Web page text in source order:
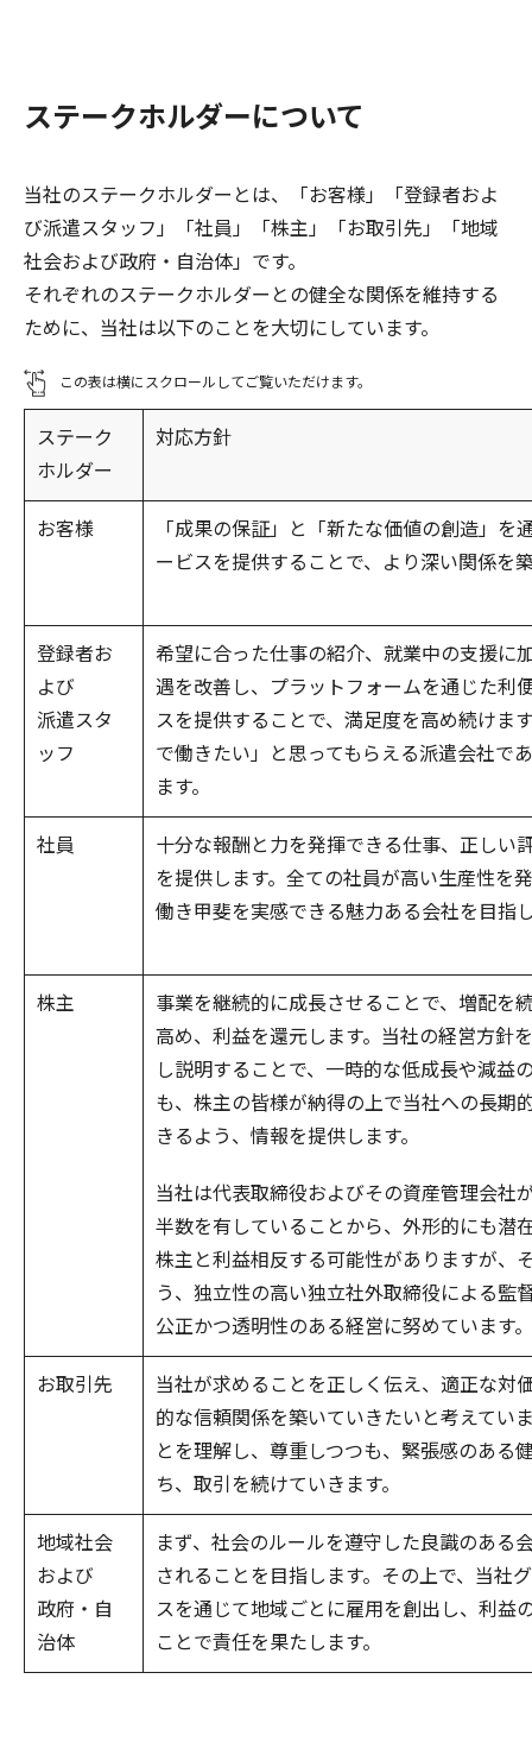
ステークホルダーについて
当社のステークホルダーとは、「お客様」「登録者およ
び派遣スタッフ」「社員」「株主」「お取引先」「地域
社会および政府・自治体」です。
それぞれのステークホルダーとの健全な関係を維持する
ために、当社は以下のことを大切にしています。
この表は横にスクロールしてご覧いただけます。
ステーク
ホルダー
対応方針
お客様
「成果の保証」と「新たな価値の創造」を
ービスを提供することで、より深い関係を
登録者お
よび
派遣スタ
ッフ
希望に合った仕事の紹介、就業中の支援に
遇を改善し、プラットフォームを通じた利
スを提供することで、満足度を高め続けま
で働きたい」と思ってもらえる派遣会社で
ます。
社員
十分な報酬と力を発揮できる仕事、正しい
を提供します。全ての社員が高い生産性を
働き甲斐を実感できる魅力ある会社を目指
株主
事業を継続的に成長させることで、増配を
高め、利益を還元します。当社の経営方針
し説明することで、一時的な低成長や減益
も、株主の皆様が納得の上で当社への長期
きるよう、情報を提供します。
当社は代表取締役およびその資産管理会社
半数を有していることから、外形的にも潜
株主と利益相反する可能性がありますが、
う、独立性の高い独立社外取締役による監
公正かつ透明性のある経営に努めています。
お取引先
当社が求めることを正しく伝え、適正な対
的な信頼関係を築いていきたいと考えてい
とを理解し、尊重しつつも、緊張感のある
ち、取引を続けていきます。
地域社会
および
政府・自
治体
まず、社会のルールを遵守した良識のある
されることを目指します。その上で、当社
スを通じて地域ごとに雇用を創出し、利益
ことで責任を果たします。